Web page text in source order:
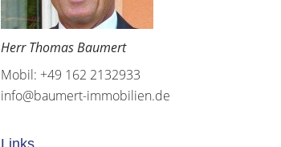
Herr Thomas Baumert
Mobil: +49 162 2132933
info@baumert-immobilien.de
Links